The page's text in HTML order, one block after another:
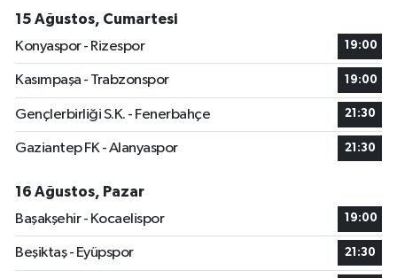
15 Ağustos, Cumartesi
Konyaspor - Rizespor
19:00
Kasımpaşa - Trabzonspor 19:00
Gençlerbirliği S.K. - Fenerbahçe 21:30
Gaziantep FK - Alanyaspor 21:30
16 Ağustos, Pazar
Başakşehir - Kocaelispor
19:00
Beşiktaş - Eyüpspor 21:30